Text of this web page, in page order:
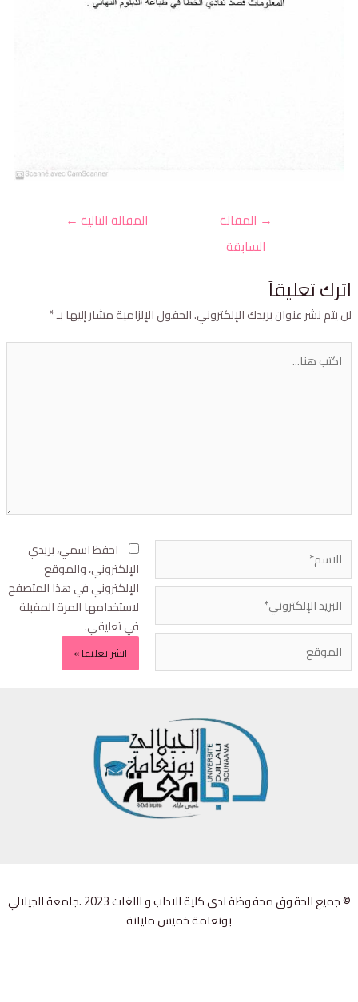
→المقالة
السابقة
المقالة التالية←
تعليقاً
يتم نشر عنوان بريدك الإلكتروني.الحقول الإلزامية مشار إليها بـ*
احفظ اسمي، بريدي
الإلكتروني، والموقع
الإلكتروني في هذا المتصفح
لاستخدامها المرة المقبلة
في تعليقي.
© جميع الحقوق محفوظة لدى كلية الاداب و اللغات 2023 .جامعة الجيلالي
بونعامة خميس مليانة